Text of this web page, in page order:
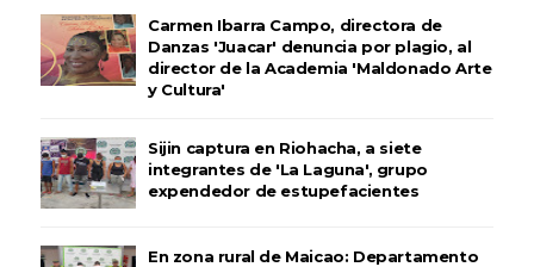
Carmen Ibarra Campo, directora de
Danzas 'Juacar' denuncia por plagio, al
director de la Academia 'Maldonado Arte
y Cultura'
Sijin captura en Riohacha, a siete
integrantes de 'La Laguna', grupo
expendedor de estupefacientes
En zona rural de Maicao: Departamento